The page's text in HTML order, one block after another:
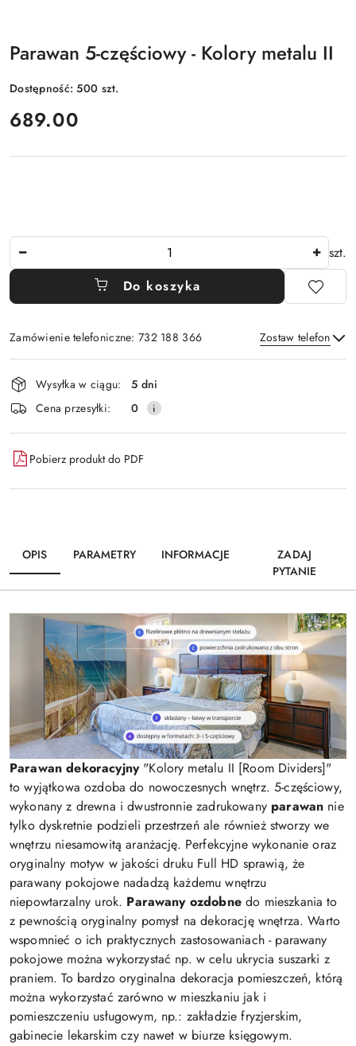
Parawan 5-częściowy - Kolory metalu II
Dostępność:500 szt.
cena:
689.00
szt.
Do koszyka
Zamówienie telefoniczne: 732 188 366 Zostaw telefon
Wyślij
Dostępność
i
dostawa
Wysyłka w ciągu:
5 dni
Cena przesyłki:
0
Pobierz produkt do PDF
OPIS PARAMETRY INFORMACJE
ZADAJ
PYTANIE
Parawan dekoracyjny"Kolory metalu II [Room Dividers]"
to wyjątkowa ozdoba do nowoczesnych wnętrz. 5-częściowy,
wykonany z drewna i dwustronnie zadrukowany parawan nie
tylko dyskretnie podzieli przestrzeń ale również stworzy we
wnętrzu niesamowitą aranżację. Perfekcyjne wykonanie oraz
oryginalny motyw w jakości druku Full HD sprawią, że
parawany pokojowe nadadzą każdemu wnętrzu
niepowtarzalny urok. Parawany ozdobnedo mieszkania to
z pewnością oryginalny pomysł na dekorację wnętrza. Warto
wspomnieć o ich praktycznych zastosowaniach - parawany
pokojowe można wykorzystać np. w celu ukrycia suszarki z
praniem. To bardzo oryginalna dekoracja pomieszczeń, którą
można wykorzystać zarówno w mieszkaniu jak i
pomieszczeniu usługowym, np.: zakładzie fryzjerskim,
gabinecie lekarskim czy nawet w biurze księgowym.